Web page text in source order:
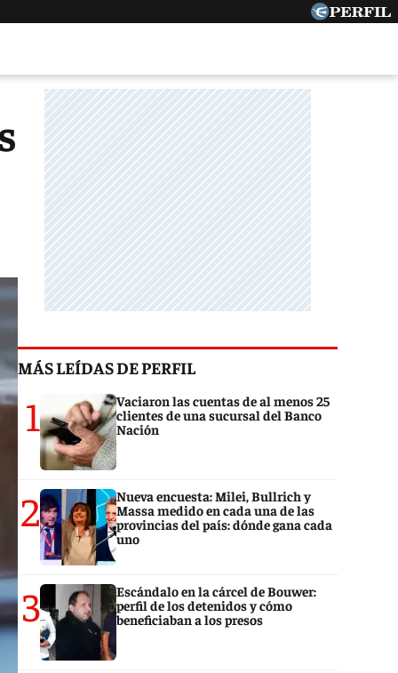
MÁS LEÍDAS DE PERFIL
1
Vaciaron las cuentas de al menos 25
clientes de una sucursal del Banco
Nación
2
Nueva encuesta: Milei, Bullrich y
Massa medido en cada una de las
provincias del país: dónde gana cada
uno
3
Escándalo en la cárcel de Bouwer:
perfil de los detenidos y cómo
beneficiaban a los presos